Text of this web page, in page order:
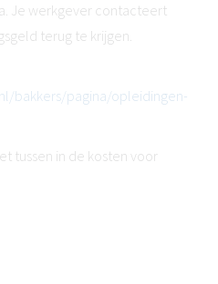
Je werkgever contacteert
terug te krijgen.
bakkers/pagina/opleidingen-
tussen in de kosten voor